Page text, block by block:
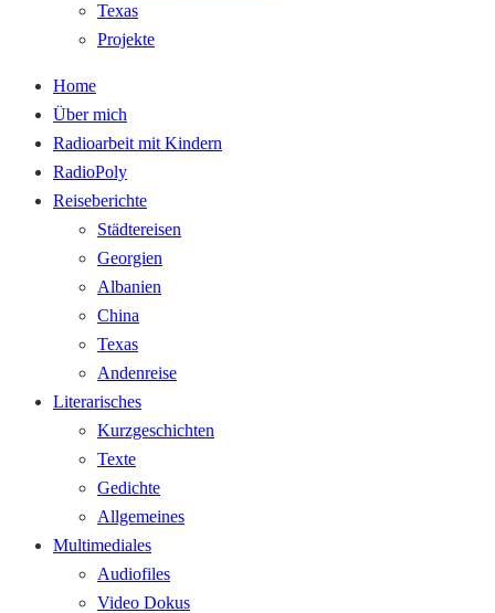
Texas
Projekte
Home
Über mich
Radioarbeit mit Kindern
RadioPoly
Reiseberichte
Städtereisen
Georgien
Albanien
China
Texas
Andenreise
Literarisches
Kurzgeschichten
Texte
Gedichte
Allgemeines
Multimediales
Audiofiles
Video Dokus